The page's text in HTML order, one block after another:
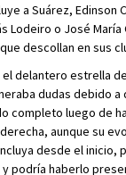
a Suárez, Edinson
Lodeiro o José
descollan en sus
delantero estrella
dudas debido a
completo luego de
aunque su
desde el inicio,
podría haberlo